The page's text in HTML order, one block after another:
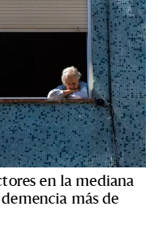
en la mediana
más de